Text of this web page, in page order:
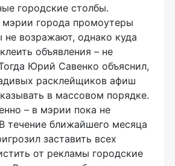
городские столбы.
города промоутеры
не возражают, однако куда
объявления – не
Юрий Савенко объяснил,
расклейщиков афиш
в массовом порядке.
– в мэрии пока не
течение ближайшего месяца
заставить всех
от рекламы городские